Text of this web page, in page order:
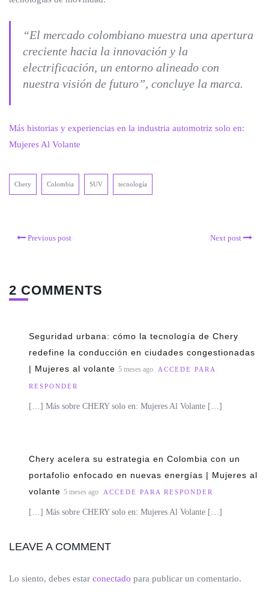
“El mercado colombiano muestra una apertura
creciente hacia la innovación y la
electrificación, un entorno alineado con
nuestra visión de futuro”, concluye la marca.
Más historias y experiencias en la industria automotriz solo en:
Mujeres Al Volante
Chery Colombia SUV tecnología
Previous post Next post
2 COMMENTS
Seguridad urbana: cómo la tecnología de Chery
redefine la conducción en ciudades congestionadas
| Mujeres al volante 5 meses ago ACCEDE PARA
RESPONDER
[…] Más sobre CHERY solo en: Mujeres Al Volante […]
Chery acelera su estrategia en Colombia con un
portafolio enfocado en nuevas energías | Mujeres al
volante 5 meses ago ACCEDE PARA RESPONDER
[…] Más sobre CHERY solo en: Mujeres Al Volante […]
LEAVE A COMMENT
Lo siento, debes estar conectado para publicar un comentario.